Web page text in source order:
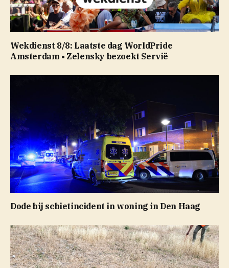
Wekdienst 8/8: Laatste dag WorldPride
Amsterdam • Zelensky bezoekt Servië
Dode bij schietincident in woning in Den Haag